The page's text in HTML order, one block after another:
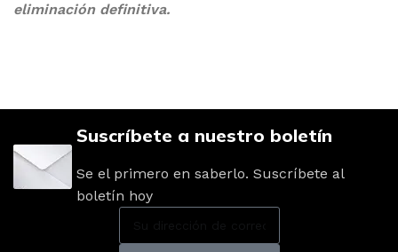
eliminación definitiva.
Suscríbete a nuestro boletín
Se el primero en saberlo. Suscríbete al
boletín hoy